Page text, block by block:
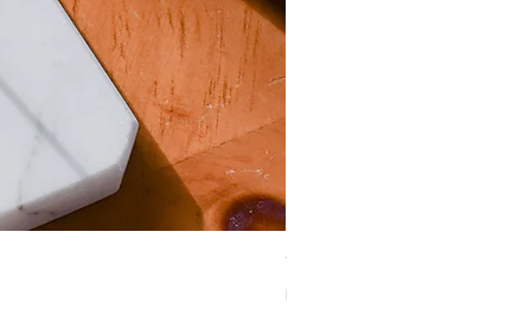
YOU YOU ANG 天然草本淨
價格
HK$169.00